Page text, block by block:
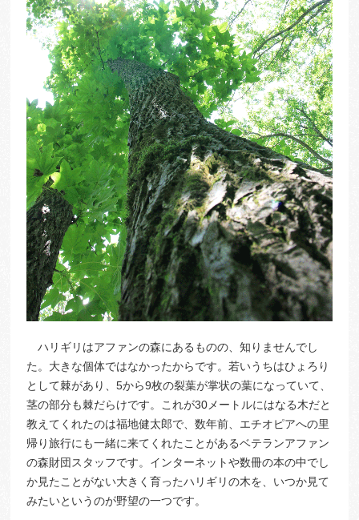
ハリギリはアファンの森にあるものの、知りませんでし
た。大きな個体ではなかったからです。若いうちはひょろり
として棘があり、5から9枚の裂葉が掌状の葉になっていて、
茎の部分も棘だらけです。これが30メートルにはなる木だと
教えてくれたのは福地健太郎で、数年前、エチオピアへの里
帰り旅行にも一緒に来てくれたことがあるベテランアファン
の森財団スタッフです。インターネットや数冊の本の中でし
か見たことがない大きく育ったハリギリの木を、いつか見て
みたいというのが野望の一つです。